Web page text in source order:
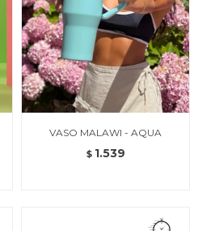
VASO MALAWI - AQUA
$ 1.539